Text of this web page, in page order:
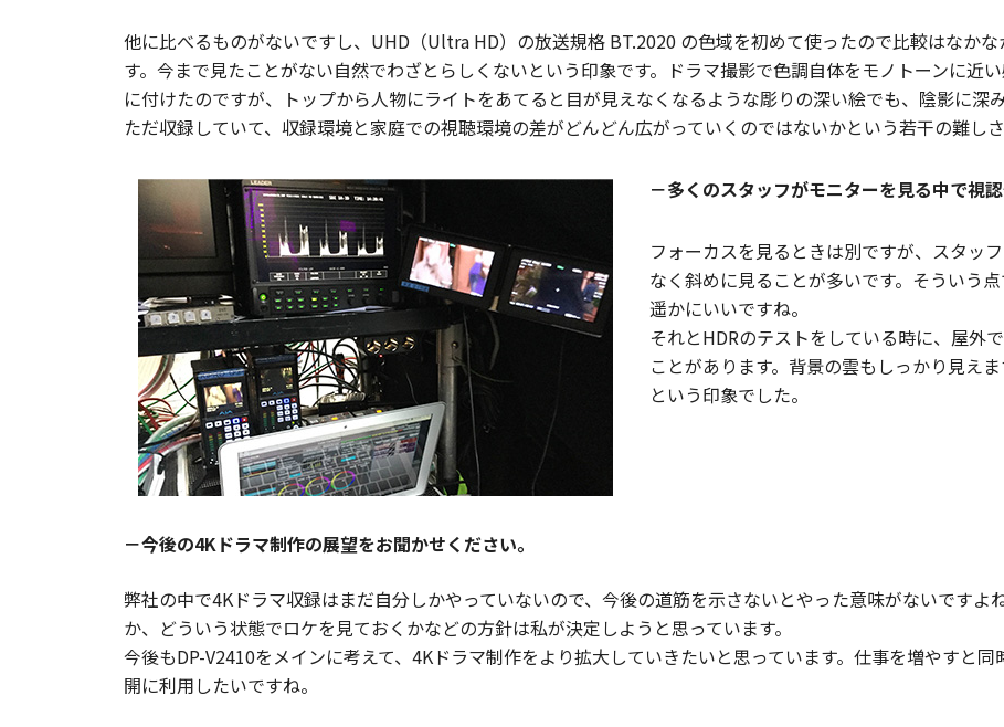
他に比べるものがないですし、UHD（Ultra HD）の放送規格 BT.2020 の色域を初めて使ったので比較はなか
す。今まで見たことがない自然でわざとらしくないという印象です。ドラマ撮影で色調自体をモノトーンに近
に付けたのですが、トップから人物にライトをあてると目が見えなくなるような彫りの深い絵でも、陰影に深
ただ収録していて、収録環境と家庭での視聴環境の差がどんどん広がっていくのではないかという若干の難し
－多くのスタッフがモニターを見る中で視
フォーカスを見るときは別ですが、スタッ
なく斜めに見ることが多いです。そういう
遥かにいいですね。
それとHDRのテストをしている時に、屋外
ことがあります。背景の雲もしっかり見え
という印象でした。
－今後の4Kドラマ制作の展望をお聞かせください。
弊社の中で4Kドラマ収録はまだ自分しかやっていないので、今後の道筋を示さないとやった意味がないですよ
か、どういう状態でロケを見ておくかなどの方針は私が決定しようと思っています。
今後もDP-V2410をメインに考えて、4Kドラマ制作をより拡大していきたいと思っています。仕事を増やすと
開に利用したいですね。